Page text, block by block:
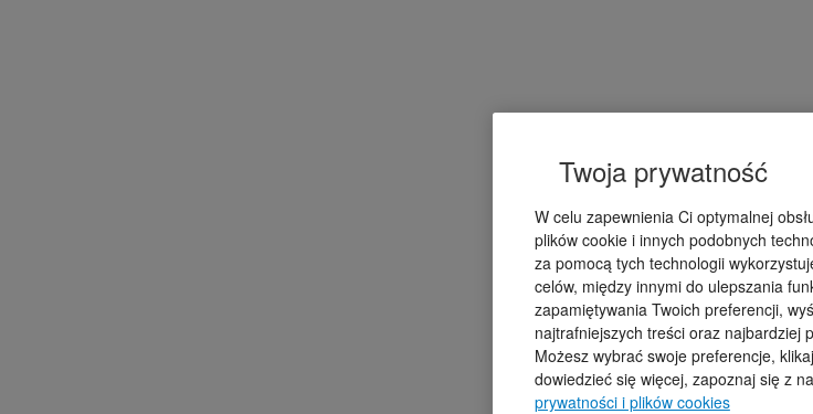
Twoja prywatność
W celu zapewnienia Ci optymalnej
plików cookie i innych podobnych
za pomocą tych technologii
celów, między innymi do ulepszania
zapamiętywania Twoich preferencji,
najtrafniejszych treści oraz najbardziej
Możesz wybrać swoje preferencje,
dowiedzieć się więcej, zapoznaj się z
prywatności i plików cookies